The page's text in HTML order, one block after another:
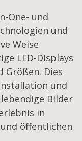
One- und
und
Weise
LED-Displays
Größen. Dies
und
Bilder
in
öffentlichen